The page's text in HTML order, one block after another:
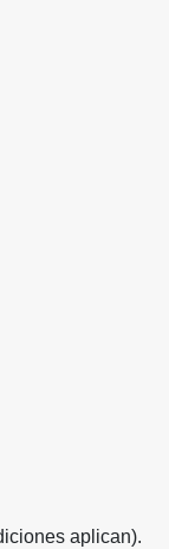
aplican).